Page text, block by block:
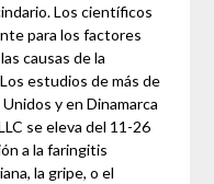
Los científicos
para los factores
causas de la
estudios de más de
y en Dinamarca
se eleva del 11-26
a la faringitis
la gripe, o el